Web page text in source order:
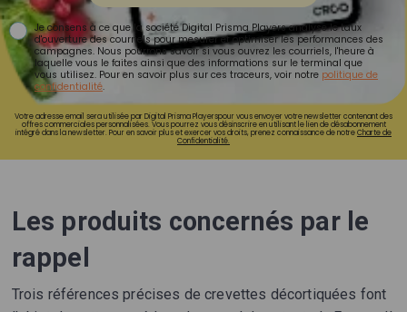
Je consens à ce que la société Digital Prisma Players analyse le taux
d'ouverture des courriels pour mesurer et optimiser les performances des
campagnes. Nous pourrons savoir si vous ouvrez les courriels, l'heure à
laquelle vous le faites ainsi que des informations sur le terminal que
vous utilisez. Pour en savoir plus sur ces traceurs, voir notre politique de
confidentialité.
Votre adresse email sera utilisée par Digital Prisma Playerspour vous envoyer votre newsletter contenant des
offres commerciales personnalisées. Vous pourrez vous désinscrire en utilisant le lien de désabonnement
intégré dans la newsletter. Pour en savoir plus et exercer vos droits, prenez connaissance de notreCharte de
Confidentialité.
Les produits concernés par le
rappel
Trois références précises de crevettes décortiquées font